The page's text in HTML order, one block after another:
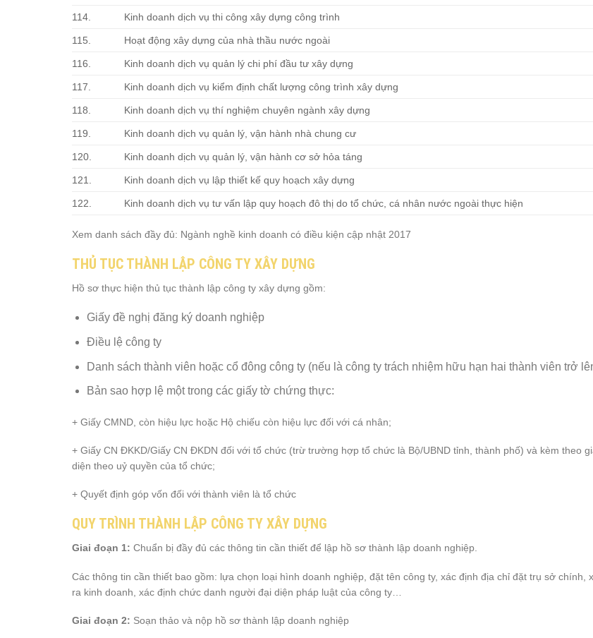
114. Kinh doanh dịch vụ thi công xây dựng công trình
115. Hoạt động xây dựng của nhà thầu nước ngoài
116. Kinh doanh dịch vụ quản lý chi phí đầu tư xây dựng
117. Kinh doanh dịch vụ kiểm định chất lượng công trình xây dựng
118. Kinh doanh dịch vụ thí nghiệm chuyên ngành xây dựng
119. Kinh doanh dịch vụ quản lý, vận hành nhà chung cư
120. Kinh doanh dịch vụ quản lý, vận hành cơ sở hỏa táng
121. Kinh doanh dịch vụ lập thiết kế quy hoạch xây dựng
122. Kinh doanh dịch vụ tư vấn lập quy hoạch đô thị do tổ chức, cá nhân nước ngoài thực hiện
Xem danh sách đầy đủ: Ngành nghề kinh doanh có điều kiện cập nhật 2017
THỦ TỤC THÀNH LẬP CÔNG TY XÂY DỰNG
Hồ sơ thực hiện thủ tục thành lập công ty xây dựng gồm:
Giấy đề nghị đăng ký doanh nghiệp
Điều lệ công ty
Danh sách thành viên hoặc cổ đông công ty (nếu là công ty trách nhiệm hữu hạn hai thành viên trở
Bản sao hợp lệ một trong các giấy tờ chứng thực:
+ Giấy CMND, còn hiệu lực hoặc Hộ chiếu còn hiệu lực đối với cá nhân;
+ Giấy CN ĐKKD/Giấy CN ĐKDN đối với tổ chức (trừ trường hợp tổ chức là Bộ/UBND tỉnh, thành phố) và kèm theo
diện theo uỷ quyền của tổ chức;
+ Quyết định góp vốn đối với thành viên là tổ chức
QUY TRÌNH THÀNH LẬP CÔNG TY XÂY DỰNG
Giai đoạn 1: Chuẩn bị đầy đủ các thông tin cần thiết để lập hồ sơ thành lập doanh nghiệp.
Các thông tin cần thiết bao gồm: lựa chọn loại hình doanh nghiệp, đặt tên công ty, xác định địa chỉ đặt trụ sở
ra kinh doanh, xác định chức danh người đại diện pháp luật của công ty…
Giai đoạn 2: Soạn thảo và nộp hồ sơ thành lập doanh nghiệp